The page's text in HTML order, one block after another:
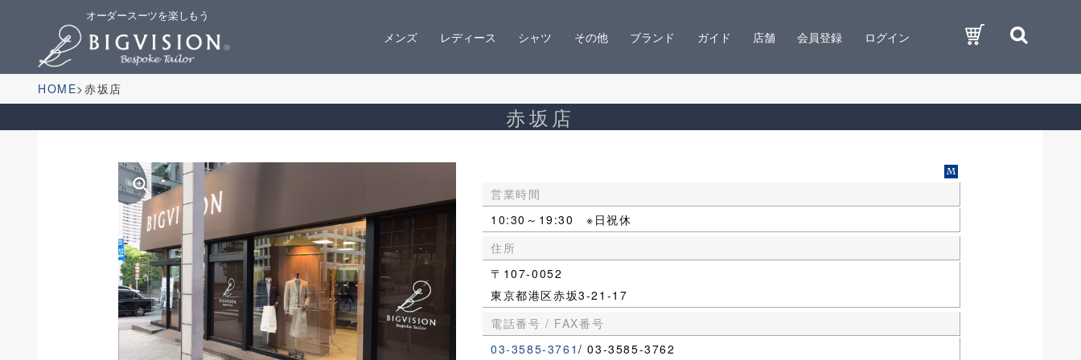
オーダースーツを楽しもう
メンズ レディース シャツ その他 ブランド ガイド 店舗 会員登録 ログイン
HOME 赤坂店
赤坂店
zoom_in
営業時間
10:30～19:30 ※日祝休
住所
〒107-0052
東京都港区赤坂3-21-17
電話番号 / FAX番号
03-3585-3761/ 03-3585-3762